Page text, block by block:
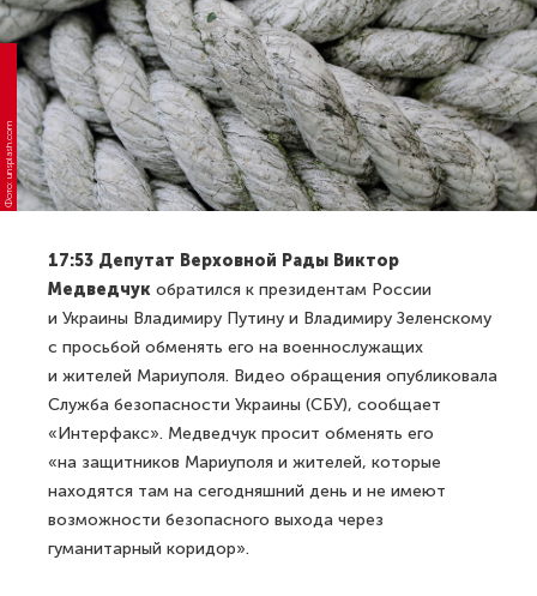
Фото: unsplash.com
17:53 Депутат Верховной Рады Виктор
Медведчук обратился к президентам России
и Украины Владимиру Путину и Владимиру Зеленскому
с просьбой обменять его на военнослужащих
и жителей Мариуполя. Видео обращения опубликовала
Служба безопасности Украины (СБУ), сообщает
«Интерфакс». Медведчук просит обменять его
«на защитников Мариуполя и жителей, которые
находятся там на сегодняшний день и не имеют
возможности безопасного выхода через
гуманитарный коридор».